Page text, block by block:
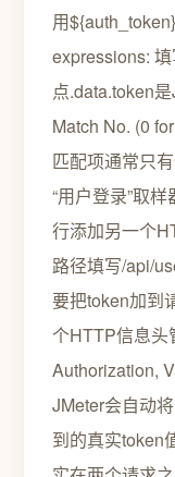
用
expressions:
点.data.token
Match No. (0
匹配项通常只
“用户登录”取
行添加另一个
路径填写/api/
要把token加到
个HTTP信息头
Authorization,
JMeter会自动
到的真实token